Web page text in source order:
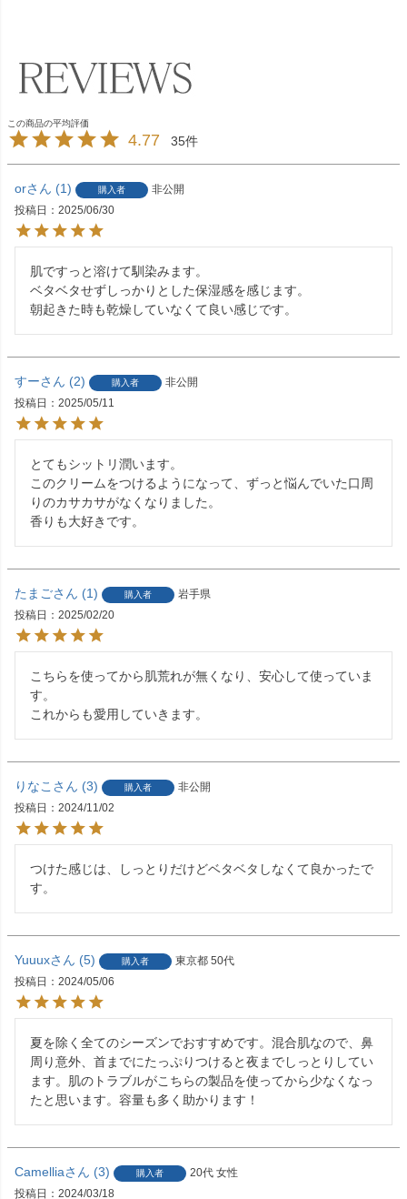
4.77 35
or 1 購入者
非公開
投稿日
2025/06/30
肌ですっと溶けて馴染みます。
ベタベタせずしっかりとした保湿感を感じます。
朝起きた時も乾燥していなくて良い感じです。
すー 2 購入者
非公開
投稿日
2025/05/11
とてもシットリ潤います。
このクリームをつけるようになって、ずっと悩んでいた口周
りのカサカサがなくなりました。
香りも大好きです。
たまご 1 購入者
岩手県
投稿日
2025/02/20
こちらを使ってから肌荒れが無くなり、安心して使っていま
す。
これからも愛用していきます。
りなこ 3 購入者
非公開
投稿日
2024/11/02
つけた感じは、しっとりだけどベタベタしなくて良かったで
す。
Yuuux 5 購入者 東京都 50代
投稿日
2024/05/06
夏を除く全てのシーズンでおすすめです。混合肌なので、鼻
周り意外、首までにたっぷりつけると夜までしっとりしてい
ます。肌のトラブルがこちらの製品を使ってから少なくなっ
たと思います。容量も多く助かります！
Camellia 3 購入者 20代 女性
投稿日
2024/03/18